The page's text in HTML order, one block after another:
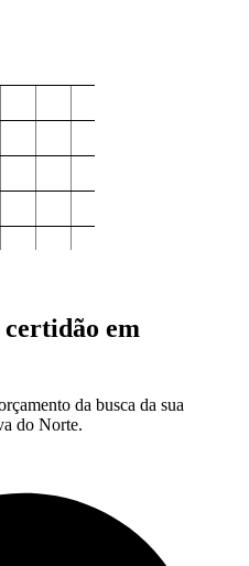
certidão em
da busca da sua
do Norte.